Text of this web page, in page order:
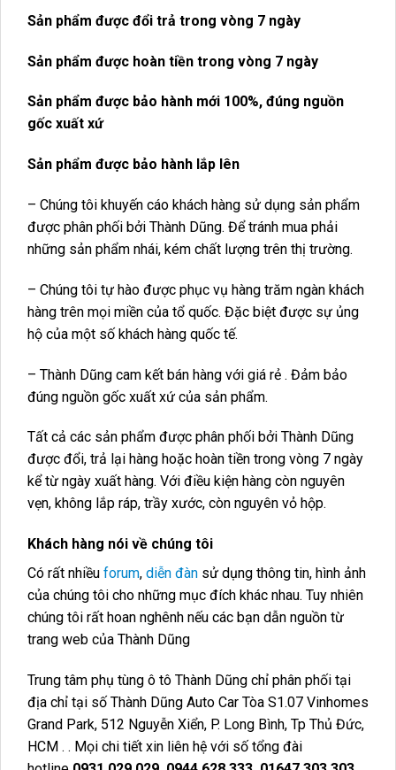
Sản phẩm được đổi trả trong vòng 7 ngày
Sản phẩm được hoàn tiền trong vòng 7 ngày
Sản phẩm được bảo hành mới 100%, đúng nguồn
gốc xuất xứ
Sản phẩm được bảo hành lắp lên
– Chúng tôi khuyến cáo khách hàng sử dụng sản phẩm
được phân phối bởi Thành Dũng. Để tránh mua phải
những sản phẩm nhái, kém chất lượng trên thị trường.
– Chúng tôi tự hào được phục vụ hàng trăm ngàn khách
hàng trên mọi miền của tổ quốc. Đặc biệt được sự ủng
hộ của một số khách hàng quốc tế.
– Thành Dũng cam kết bán hàng với giá rẻ . Đảm bảo
đúng nguồn gốc xuất xứ của sản phẩm.
Tất cả các sản phẩm được phân phối bởi Thành Dũng
được đổi, trả lại hàng hoặc hoàn tiền trong vòng 7 ngày
kể từ ngày xuất hàng. Với điều kiện hàng còn nguyên
vẹn, không lắp ráp, trầy xước, còn nguyên vỏ hộp.
Khách hàng nói về chúng tôi
Có rất nhiều forum, diễn đàn sử dụng thông tin, hình ảnh
của chúng tôi cho những mục đích khác nhau. Tuy nhiên
chúng tôi rất hoan nghênh nếu các bạn dẫn nguồn từ
trang web của Thành Dũng
Trung tâm phụ tùng ô tô Thành Dũng chỉ phân phối tại
địa chỉ tại số Thành Dũng Auto Car Tòa S1.07 Vinhomes
Grand Park, 512 Nguyễn Xiển, P. Long Bình, Tp Thủ Đức,
HCM . . Mọi chi tiết xin liên hệ với số tổng đài